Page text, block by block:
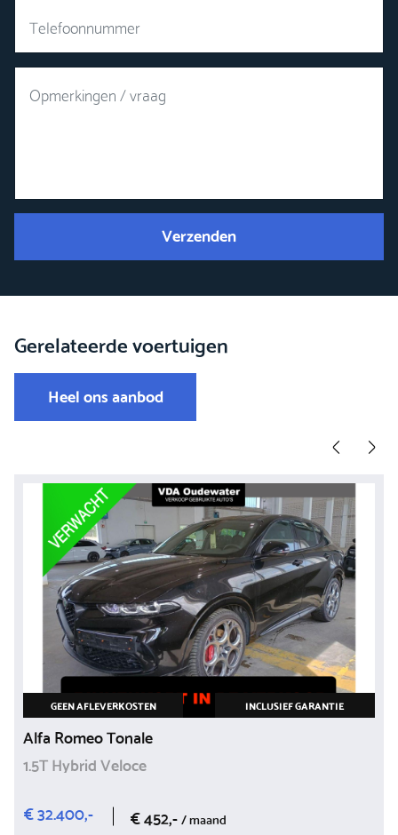
Verzenden
Gerelateerde voertuigen
Heel ons aanbod
GEEN AFLEVERKOSTEN INCLUSIEF GARANTIE
Alfa Romeo Tonale
1.5T Hybrid Veloce
€ 32.400,-
€ 452,-/ maand